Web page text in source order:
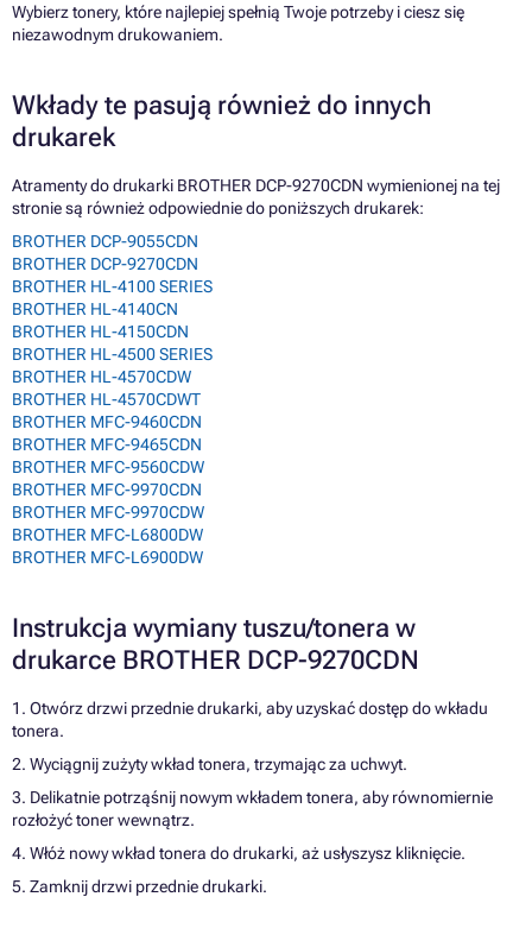
Wybierz tonery, które najlepiej spełnią Twoje potrzeby i ciesz się
niezawodnym drukowaniem.
Wkłady te pasują również do innych
drukarek
Atramenty do drukarki BROTHER DCP-9270CDN wymienionej na tej
stronie są również odpowiednie do poniższych drukarek:
BROTHER DCP-9055CDN
BROTHER DCP-9270CDN
BROTHER HL-4100 SERIES
BROTHER HL-4140CN
BROTHER HL-4150CDN
BROTHER HL-4500 SERIES
BROTHER HL-4570CDW
BROTHER HL-4570CDWT
BROTHER MFC-9460CDN
BROTHER MFC-9465CDN
BROTHER MFC-9560CDW
BROTHER MFC-9970CDN
BROTHER MFC-9970CDW
BROTHER MFC-L6800DW
BROTHER MFC-L6900DW
Instrukcja wymiany tuszu/tonera w
drukarce BROTHER DCP-9270CDN
1. Otwórz drzwi przednie drukarki, aby uzyskać dostęp do wkładu
tonera.
2. Wyciągnij zużyty wkład tonera, trzymając za uchwyt.
3. Delikatnie potrząśnij nowym wkładem tonera, aby równomiernie
rozłożyć toner wewnątrz.
4. Włóż nowy wkład tonera do drukarki, aż usłyszysz kliknięcie.
5. Zamknij drzwi przednie drukarki.